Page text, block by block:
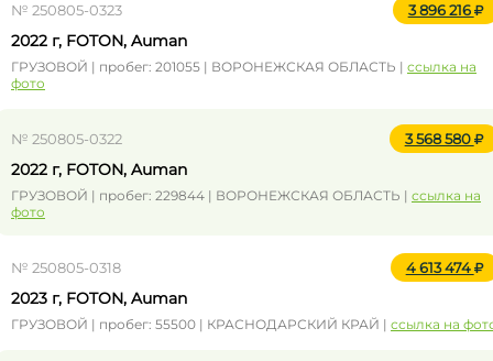
№ 250805-0323 3 896 216
2022 г, FOTON, Auman
ГРУЗОВОЙ | пробег: 201055 | ВОРОНЕЖСКАЯ ОБЛАСТЬ | ссылка на
фото
№ 250805-0322 3 568 580
2022 г, FOTON, Auman
ГРУЗОВОЙ | пробег: 229844 | ВОРОНЕЖСКАЯ ОБЛАСТЬ | ссылка на
фото
№ 250805-0318 4 613 474
2023 г, FOTON, Auman
ГРУЗОВОЙ | пробег: 55500 | КРАСНОДАРСКИЙ КРАЙ | ссылка на